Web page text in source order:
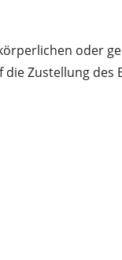
oder
Zustellung des